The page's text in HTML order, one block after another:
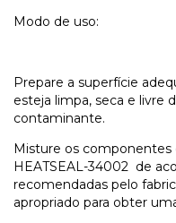
Modo de uso:
Prepare a superfície
esteja limpa, seca e livre
contaminante.
Misture os componentes
HEATSEAL-34002 de
recomendadas pelo
apropriado para obter